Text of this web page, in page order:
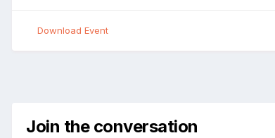
Download Event
Join the conversation